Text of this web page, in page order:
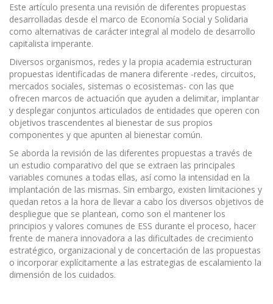
Este artículo presenta una revisión de diferentes propuestas
desarrolladas desde el marco de Economía Social y Solidaria
como alternativas de carácter integral al modelo de desarrollo
capitalista imperante.
Diversos organismos, redes y la propia academia estructuran
propuestas identificadas de manera diferente -redes, circuitos,
mercados sociales, sistemas o ecosistemas- con las que
ofrecen marcos de actuación que ayuden a delimitar, implantar
y desplegar conjuntos articulados de entidades que operen con
objetivos trascendentes al bienestar de sus propios
componentes y que apunten al bienestar común.
Se aborda la revisión de las diferentes propuestas a través de
un estudio comparativo del que se extraen las principales
variables comunes a todas ellas, así como la intensidad en la
implantación de las mismas. Sin embargo, existen limitaciones y
quedan retos a la hora de llevar a cabo los diversos objetivos de
despliegue que se plantean, como son el mantener los
principios y valores comunes de ESS durante el proceso, hacer
frente de manera innovadora a las dificultades de crecimiento
estratégico, organizacional y de concertación de las propuestas
o incorporar explícitamente a las estrategias de escalamiento la
dimensión de los cuidados.